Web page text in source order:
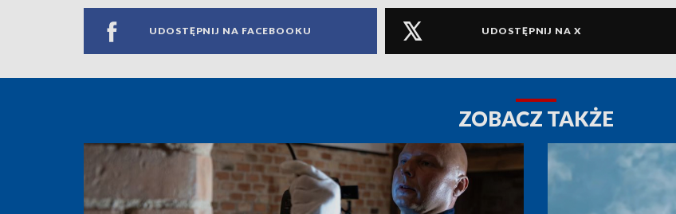
UDOSTĘPNIJ NA FACEBOOKU UDOSTĘPNIJ NA X
ZOBACZ TAKŻE